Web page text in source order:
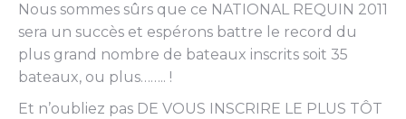
Nous sommes sûrs que ce NATIONAL REQUIN 2011
sera un succès et espérons battre le record du
plus grand nombre de bateaux inscrits soit 35
bateaux, ou plus…….. !
Et n’oubliez pas DE VOUS INSCRIRE LE PLUS TÔT